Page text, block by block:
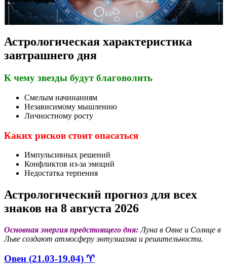
Астрологическая характеристика
завтрашнего дня
К чему звезды будут благоволить
Смелым начинаниям
Независимому мышлению
Личностному росту
Каких рисков стоит опасаться
Импульсивных решений
Конфликтов из-за эмоций
Недостатка терпения
Астрологический прогноз для всех
знаков на 8 августа 2026
Основная энергия предстоящего дня:Луна в Овне и Солнце в
Льве создают атмосферу энтузиазма и решительности.
Овен (21.03-19.04) ♈